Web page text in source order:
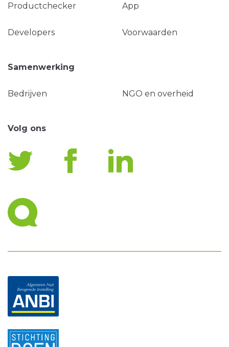
Productchecker App
Developers Voorwaarden
Samenwerking
Bedrijven NGO en overheid
Volg ons